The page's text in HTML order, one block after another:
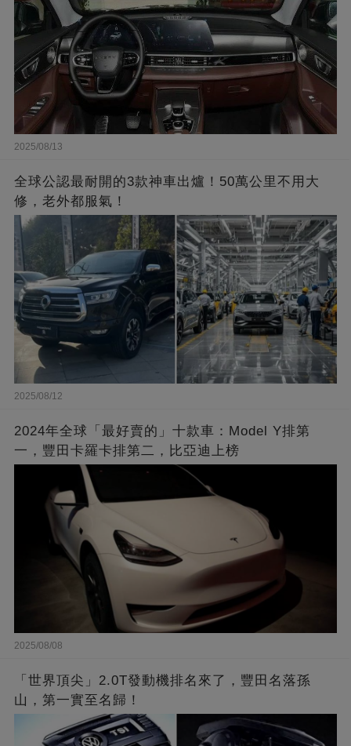
2025/08/13
全球公認最耐開的3款神車出爐！50萬公里不用大
修，老外都服氣！
2025/08/12
2024年全球「最好賣的」十款車：Model Y排第
一，豐田卡羅卡排第二，比亞迪上榜
2025/08/08
「世界頂尖」2.0T發動機排名來了，豐田名落孫
山，第一實至名歸！